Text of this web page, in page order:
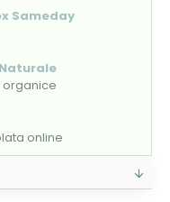
Sameday
organice
online